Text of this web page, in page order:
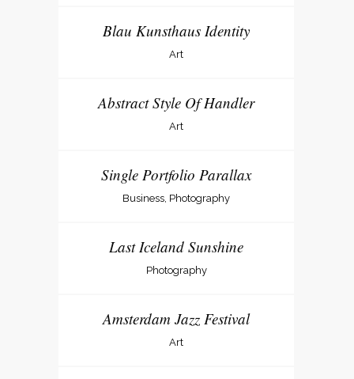
Blau Kunsthaus Identity
Art
Abstract Style Of Handler
Art
Single Portfolio Parallax
Business, Photography
Last Iceland Sunshine
Photography
Amsterdam Jazz Festival
Art